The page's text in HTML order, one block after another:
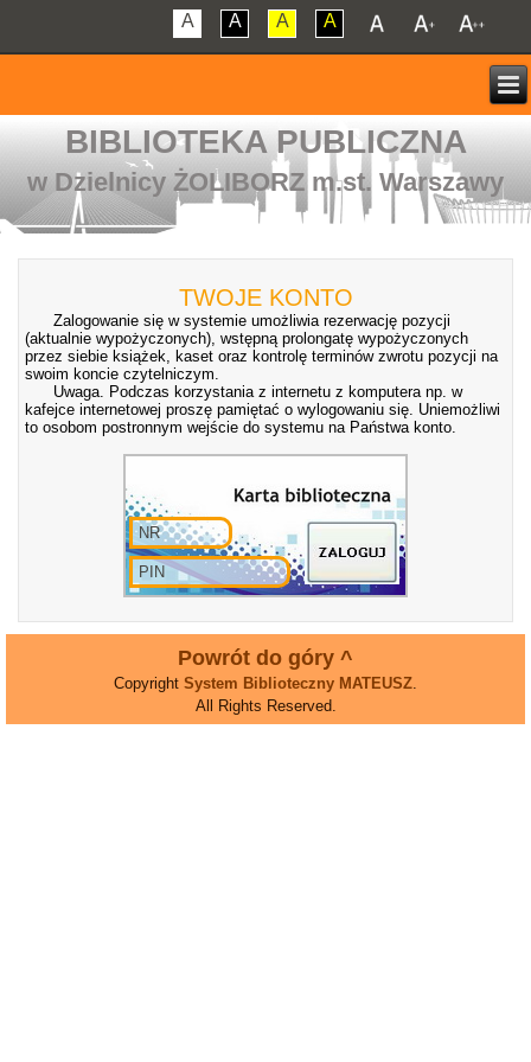
A A A A
BIBLIOTEKA PUBLICZNA
w Dzielnicy ŻOLIBORZ m.st. Warszawy
TWOJE KONTO
Zalogowanie się w systemie umożliwia rezerwację pozycji
(aktualnie wypożyczonych), wstępną prolongatę wypożyczonych
przez siebie książek, kaset oraz kontrolę terminów zwrotu pozycji na
swoim koncie czytelniczym.
Uwaga. Podczas korzystania z internetu z komputera np. w
kafejce internetowej proszę pamiętać o wylogowaniu się. Uniemożliwi
to osobom postronnym wejście do systemu na Państwa konto.
Powrót do góry ^
Copyright System Biblioteczny MATEUSZ
All Rights Reserved.